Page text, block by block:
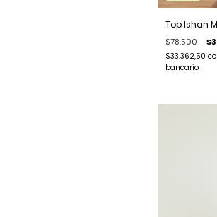
Top Ishan
$78.500
$33.362,50
bancario